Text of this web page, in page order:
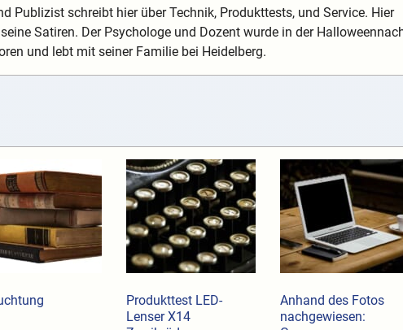
Publizist schreibt hier über Technik, Produkttests, und Service. Hier
Satiren. Der Psychologe und Dozent wurde in der
und lebt mit seiner Familie bei Heidelberg.
Produkttest LED-
Lenser X14
Anhand des Fotos
nachgewiesen: